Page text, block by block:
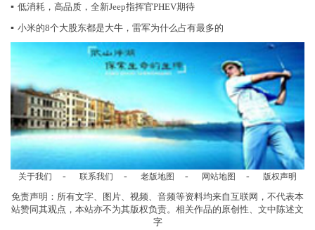
▪ 低消耗，高品质，全新Jeep指挥官PHEV期待
▪ 小米的8个大股东都是大牛，雷军为什么占有最多的
关于我们 - 联系我们 - 老版地图 - 网站地图 - 版权声明
免责声明：所有文字、图片、视频、音频等资料均来自互联网，不代表本
站赞同其观点，本站亦不为其版权负责。相关作品的原创性、文中陈述文
字